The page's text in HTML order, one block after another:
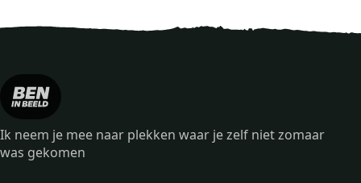
Ik neem je mee naar plekken waar je zelf niet zomaar
was gekomen